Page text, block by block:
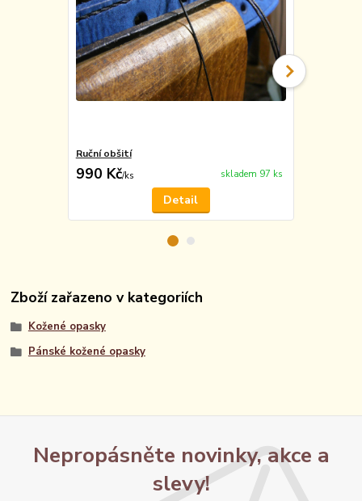
Ruční obšití
990 Kč/ks skladem 97 ks
Detail
Zboží zařazeno v kategoriích
Kožené opasky
Pánské kožené opasky
Nepropásněte novinky, akce a
slevy!